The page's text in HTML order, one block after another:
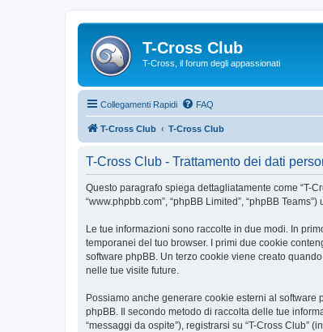
T-Cross Club
T-Cross, il forum degli appassionati
Collegamenti Rapidi FAQ
T-Cross Club T-Cross Club
T-Cross Club - Trattamento dei dati
Questo paragrafo spiega dettagliatamente come “T-
“www.phpbb.com”, “phpBB Limited”, “phpBB
Le tue informazioni sono raccolte in due modi. In
temporanei del tuo browser. I primi due cookie
software phpBB. Un terzo cookie viene creato
nelle tue visite future.
Possiamo anche generare cookie esterni al software
phpBB. Il secondo metodo di raccolta delle tue
“messaggi da ospite”), registrarsi su “T-Cross Club”